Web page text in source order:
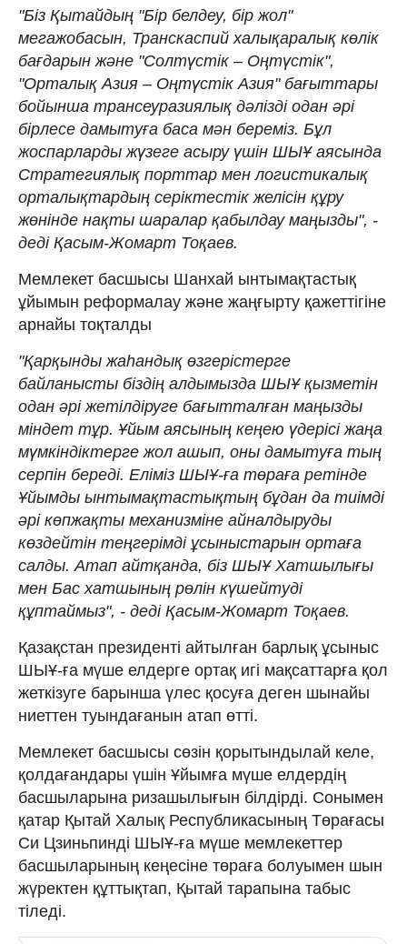
"Біз Қытайдың "Бір белдеу, бір жол"
мегажобасын, Транскаспий халықаралық көлік
бағдарын және "Солтүстік – Оңтүстік",
"Орталық Азия – Оңтүстік Азия" бағыттары
бойынша трансеуразиялық дәлізді одан әрі
бірлесе дамытуға баса мән береміз. Бұл
жоспарларды жүзеге асыру үшін ШЫҰ аясында
Стратегиялық порттар мен логистикалық
орталықтардың серіктестік желісін құру
жөнінде нақты шаралар қабылдау маңызды", -
деді Қасым-Жомарт Тоқаев.
Мемлекет басшысы Шанхай ынтымақтастық
ұйымын реформалау және жаңғырту қажеттігіне
арнайы тоқталды
"Қарқынды жаһандық өзгерістерге
байланысты біздің алдымызда ШЫҰ қызметін
одан әрі жетілдіруге бағытталған маңызды
міндет тұр. Ұйым аясының кеңею үдерісі жаңа
мүмкіндіктерге жол ашып, оны дамытуға тың
серпін береді. Еліміз ШЫҰ-ға төраға ретінде
Ұйымды ынтымақтастықтың бұдан да тиімді
әрі көпжақты механизміне айналдыруды
көздейтін теңгерімді ұсыныстарын ортаға
салды. Атап айтқанда, біз ШЫҰ Хатшылығы
мен Бас хатшының рөлін күшейтуді
құптаймыз", - деді Қасым-Жомарт Тоқаев.
Қазақстан президенті айтылған барлық ұсыныс
ШЫҰ-ға мүше елдерге ортақ игі мақсаттарға қол
жеткізуге барынша үлес қосуға деген шынайы
ниеттен туындағанын атап өтті.
Мемлекет басшысы сөзін қорытындылай келе,
қолдағандары үшін Ұйымға мүше елдердің
басшыларына ризашылығын білдірді. Сонымен
қатар Қытай Халық Республикасының Төрағасы
Си Цзиньпинді ШЫҰ-ға мүше мемлекеттер
басшыларының кеңесіне төраға болуымен шын
жүректен құттықтап, Қытай тарапына табыс
тіледі.